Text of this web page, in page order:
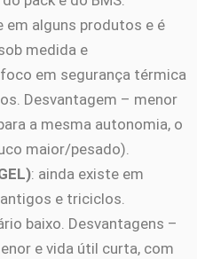
em alguns produtos e é
medida e
em segurança térmica
Desvantagem – menor
a mesma autonomia, o
maior/pesado).
: ainda existe em
e triciclos.
baixo. Desvantagens –
e vida útil curta, com